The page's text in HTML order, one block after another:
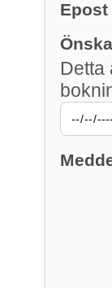
Epost
Detta